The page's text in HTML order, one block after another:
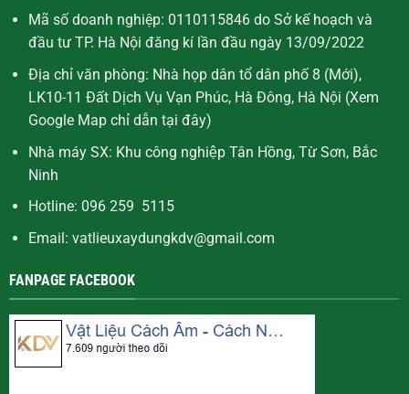
Mã số doanh nghiệp: 0110115846 do Sở kế hoạch và
đầu tư TP. Hà Nội đăng kí lần đầu ngày 13/09/2022
Địa chỉ văn phòng: Nhà họp dân tổ dân phố 8 (Mới),
LK10-11 Đất Dịch Vụ Vạn Phúc, Hà Đông, Hà Nội (Xem
Google Map chỉ dẫn tại đây)
Nhà máy SX: Khu công nghiệp Tân Hồng, Từ Sơn, Bắc
Ninh
Hotline: 096 259 5115
Email: vatlieuxaydungkdv@gmail.com
FANPAGE FACEBOOK